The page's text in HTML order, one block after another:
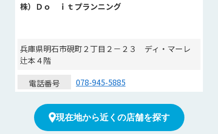
株）Ｄｏ ｉｔプランニング
兵庫県明石市硯町２丁目２－２３ ディ・マーレ
辻本４階
電話番号
078-945-5885
現在地から近くの店舗を探す